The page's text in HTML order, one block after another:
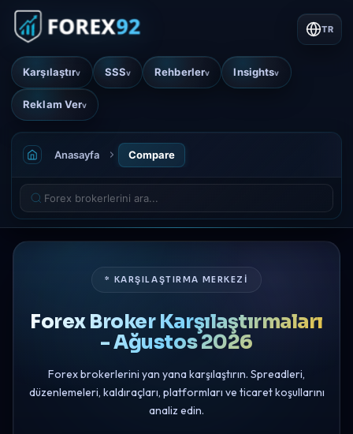
Karşılaştırv SSSv Rehberlerv Insightsv
Reklam Verv
TR
Anasayfa Compare
* KARŞILAŞTIRMA MERKEZİ
Forex Broker Karşılaştırmaları
- Ağustos 2026
Forex brokerlerini yan yana karşılaştırın. Spreadleri,
düzenlemeleri, kaldıraçları, platformları ve ticaret koşullarını
analiz edin.